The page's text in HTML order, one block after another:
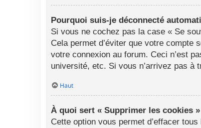
Pourquoi suis-je déconnecté
Si vous ne cochez pas la case « Se
Cela permet d’éviter que votre compte
votre connexion au forum. Ceci n’est
université, etc. Si vous n’arrivez pas à
Haut
À quoi sert « Supprimer les cookies
Cette option vous permet d’effacer